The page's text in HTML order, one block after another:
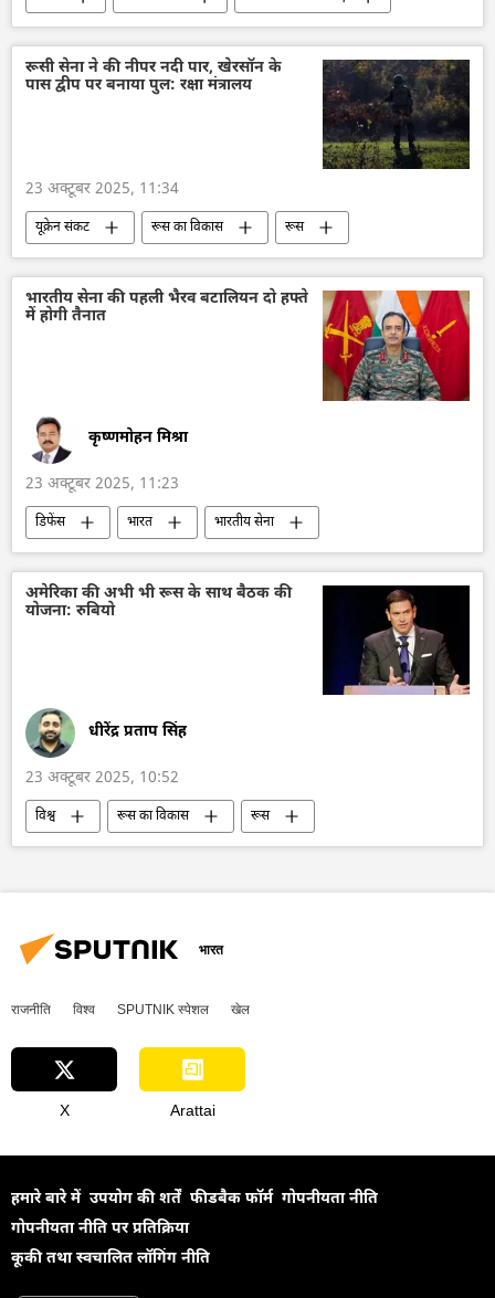
अडानी एंटरप्राइजेज
AK-203
ड्रोन
डिफेंस
रूसी सेना ने की नीपर नदी पार, खेरसॉन के
पास द्वीप पर बनाया पुल: रक्षा मंत्रालय
23 अक्टूबर 2025, 11:34
यूक्रेन संकट रूस का विकास
रूस
मास्को
यूक्रेन सशस्त्र बल
यूक्रेन
यूक्रेन की सुरक्षा सेवा (SBU)
यूक्रेन का जवाबी हमला
विशेष सैन्य अभियान
भारतीय सेना की पहली भैरव बटालियन दो हफ्ते
में होगी तैनात
कृष्णमोहन मिश्रा
23 अक्टूबर 2025, 11:23
डिफेंस भारत
भारतीय सेना
भारतीय सशस्‍त्र सेनाएँ
पाकिस्तान
चीन
ड्रोन
कामिकेज़ ड्रोन
आतंकवाद
अमेरिका की अभी भी रूस के साथ बैठक की
योजना: रुबियो
धीरेंद्र प्रताप सिंह
23 अक्टूबर 2025, 10:52
विश्व रूस का विकास
रूस
मास्को
अमेरिका
वाशिंगटन
भारत
राजनीति विश्व SPUTNIK स्पेशल खेल
X Arattai
हमारे बारे में उपयोग की शर्तें फीडबैक फॉर्म गोपनीयता नीति
गोपनीयता नीति पर प्रतिक्रिया
कूकी तथा स्वचालित लॉगिंग नीति